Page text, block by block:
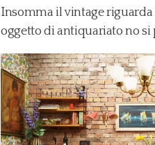
Insomma il vintage riguarda
oggetto di antiquariato no si